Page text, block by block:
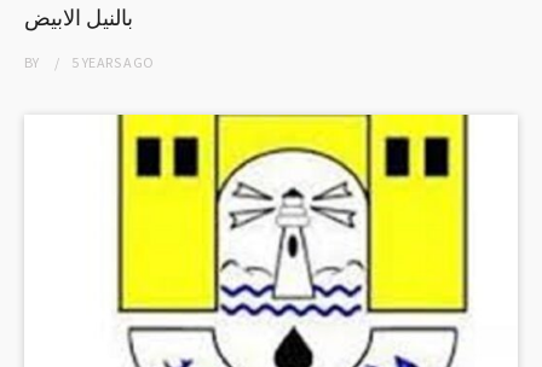
بالنيل الابيض
BY 5 YEARSAGO